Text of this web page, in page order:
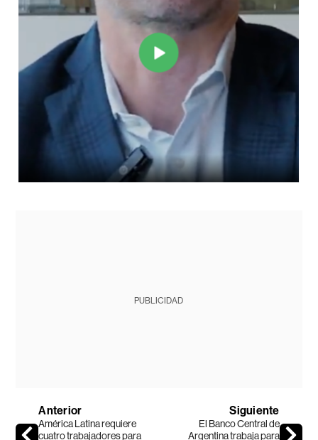
PUBLICIDAD
Anterior
América Latina requiere
cuatro trabajadores para
Siguiente
El Banco Central de
Argentina trabaja para